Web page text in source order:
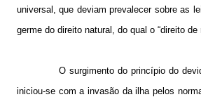
universal, que deviam prevalecer sobre as
germe do direito natural, do qual o “direito
O surgimento do princípio do
iniciou-se com a invasão da ilha pelos